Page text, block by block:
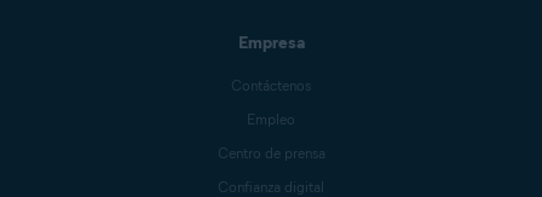
Empresa
Contáctenos
Empleo
Centro de prensa
Confianza digital